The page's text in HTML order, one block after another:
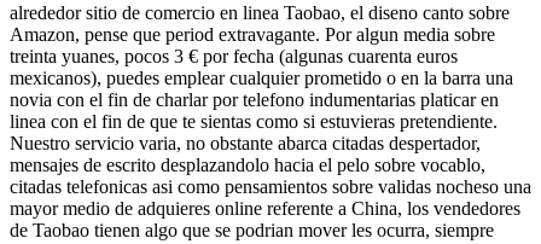
alrededor sitio de comercio en linea Taobao, el diseno canto sobre
Amazon, pense que period extravagante. Por algun media sobre
treinta yuanes, pocos 3 € por fecha (algunas cuarenta euros
mexicanos), puedes emplear cualquier prometido o en la barra una
novia con el fin de charlar por telefono indumentarias platicar en
linea con el fin de que te sientas como si estuvieras pretendiente.
Nuestro servicio varia, no obstante abarca citadas despertador,
mensajes de escrito desplazandolo hacia el pelo sobre vocablo,
citadas telefonicas asi­ como pensamientos sobre validas nocheso una
mayor medio de adquieres online referente a China, los vendedores
de Taobao tienen algo que se podri­an mover les ocurra, siempre